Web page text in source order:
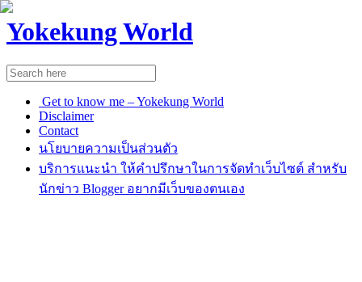
Yokekung World
Get to know me – Yokekung World
Disclaimer
Contact
นโยบายความเป็นส่วนตัว
บริการแนะนำ ให้คำปรึกษาในการจัดทำเว็บไซต์ สำหรับ
นักข่าว Blogger อยากมีเว็บของตนเอง